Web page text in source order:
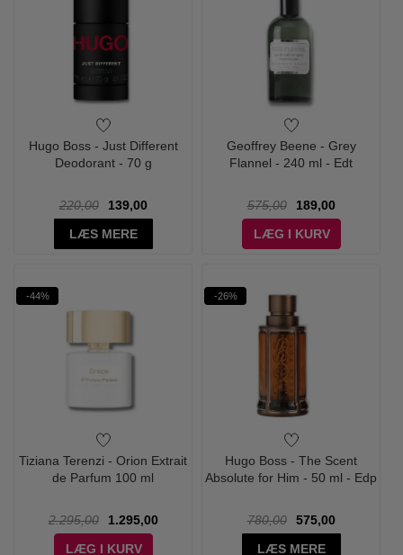
Hugo Boss - Just Different
Deodorant - 70 g
220,00
139,00
LÆS MERE
Geoffrey Beene - Grey
Flannel - 240 ml - Edt
575,00
189,00
LÆG I KURV
-44%
Tiziana Terenzi - Orion Extrait
de Parfum 100 ml
2.295,00
1.295,00
LÆG I KURV
-26%
Hugo Boss - The Scent
Absolute for Him - 50 ml - Edp
780,00
575,00
LÆS MERE